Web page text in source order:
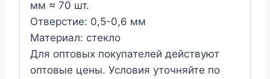
мм ≈ 70 шт.
Отверстие: 0,5-0,6 мм
Материал: стекло
Для оптовых покупателей действуют
оптовые цены. Условия уточняйте по